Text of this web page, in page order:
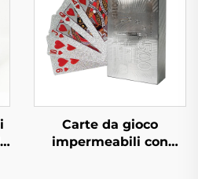
ai bordi spruzzati
Carte da gioco
impermeabili con